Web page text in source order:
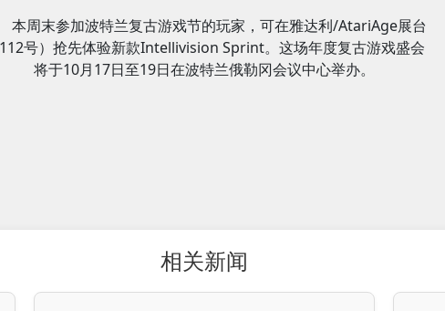
本周末参加波特兰复古游戏节的玩家，可在雅达利/AtariAge展台
号）抢先体验新款Intellivision Sprint。这场年度复古游戏盛会
将于10月17日至19日在波特兰俄勒冈会议中心举办。
相关新闻